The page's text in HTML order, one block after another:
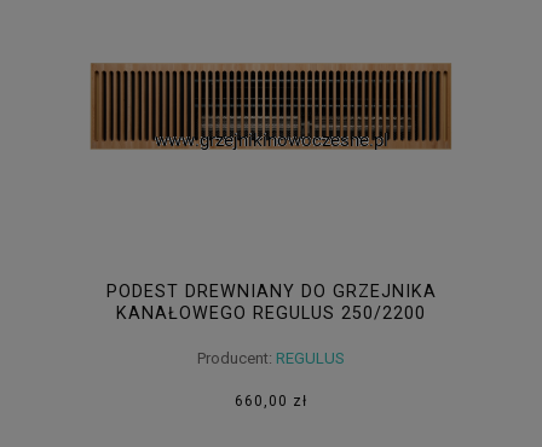
PODEST DREWNIANY DO GRZEJNIKA
KANAŁOWEGO REGULUS 250/2200
Producent: REGULUS
660,00 zł